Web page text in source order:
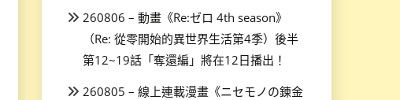
260806 – 動畫《Re:ゼロ 4th season》
（Re: 從零開始的異世界生活第4季）後半
第12~19話「奪還編」將在12日播出！
260805 – 線上連載漫畫《ニセモノの錬金